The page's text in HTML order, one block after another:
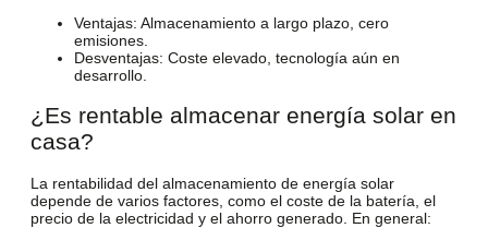
Ventajas: Almacenamiento a largo plazo, cero
emisiones.
Desventajas: Coste elevado, tecnología aún en
desarrollo.
¿Es rentable almacenar energía solar en
casa?
La rentabilidad del almacenamiento de energía solar
depende de varios factores, como el coste de la batería, el
precio de la electricidad y el ahorro generado. En general: